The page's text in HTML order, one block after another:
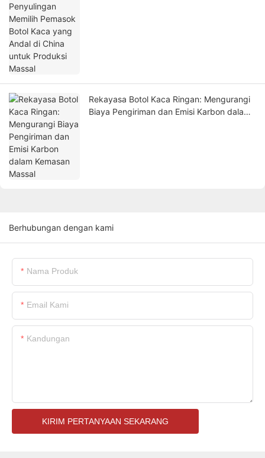
Rekayasa Botol Kaca Ringan: Mengurangi
Biaya Pengiriman dan Emisi Karbon dalam
Berhubungan dengan kami
Nama Produk
Email Kami
Kandungan
KIRIM PERTANYAAN SEKARANG